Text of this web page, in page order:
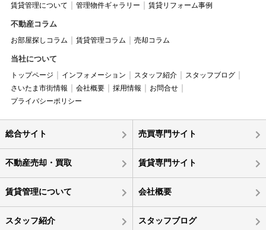
賃貸管理について 管理物件ギャラリー 賃貸リフォーム事例
不動産コラム
お部屋探しコラム 賃貸管理コラム 売却コラム
当社について
トップページ インフォメーション スタッフ紹介
スタッフブログ
さいたま市街情報
会社概要 採用情報
お問合せ
プライバシーポリシー
総合サイト 売買専門サイト
不動産売却・買取 賃貸専門サイト
賃貸管理について 会社概要
スタッフ紹介 スタッフブログ